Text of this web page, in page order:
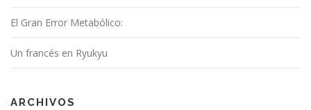
El Gran Error Metabólico:
Un francés en Ryukyu
ARCHIVOS